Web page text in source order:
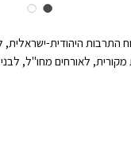
היהודית-ישראלית,
לאורחים מחו"ל,